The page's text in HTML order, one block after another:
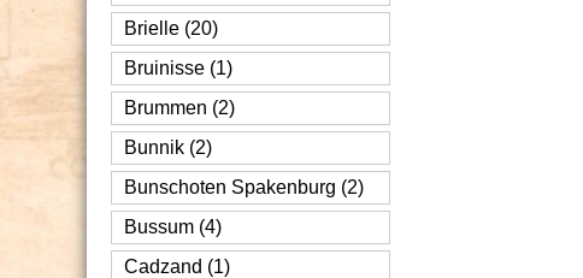
Brielle (20)
Bruinisse (1)
Brummen (2)
Bunnik (2)
Bunschoten Spakenburg (2)
Bussum (4)
Cadzand (1)